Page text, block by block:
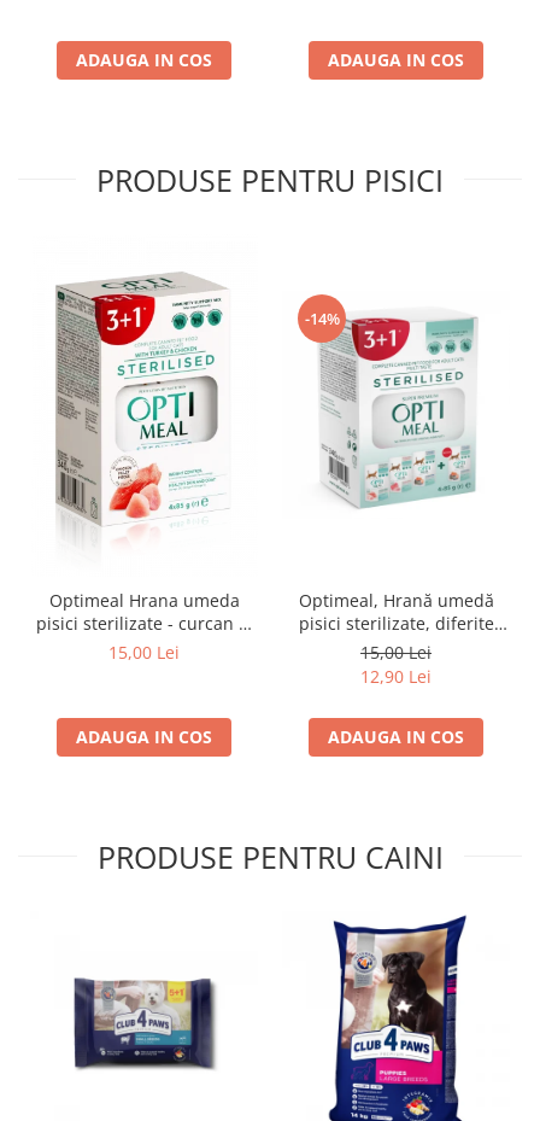
ADAUGA IN COS ADAUGA IN COS
PRODUSE PENTRU PISICI
Optimeal Hrana umeda
pisici sterilizate - curcan si
pui in sos, set 3+1,
15,00 Lei
ADAUGA IN COS
-14%
Optimeal, Hrană umedă
pisici sterilizate, diferite
arome, (3+1), 0.34kg
15,00 Lei
12,90 Lei
ADAUGA IN COS
PRODUSE PENTRU CAINI